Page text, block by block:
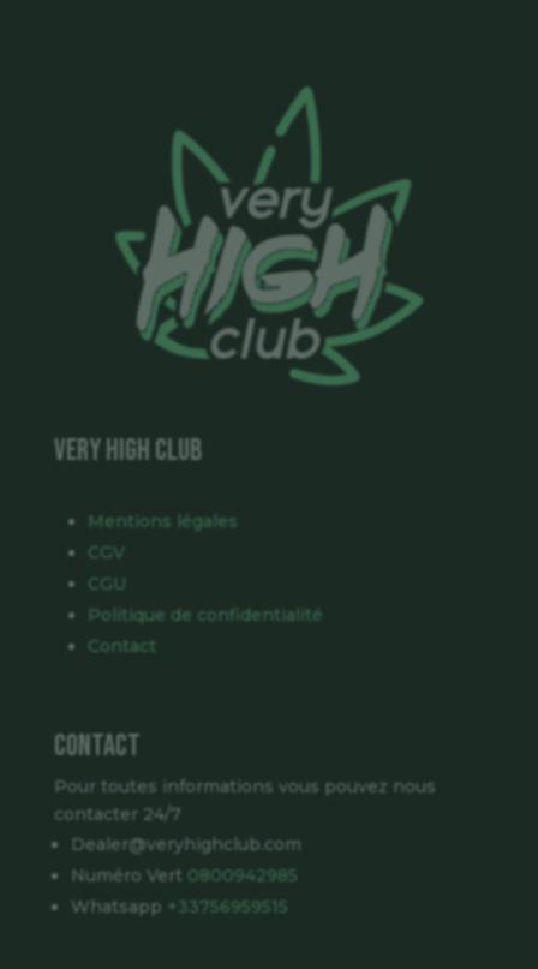
VERY HIGH CLUB
Mentions légales
CGV
CGU
Politique de confidentialité
Contact
Contact
Pour toutes informations vous pouvez nous
contacter 24/7
Dealer@veryhighclub.com
Numéro Vert 0800942985
Whatsapp +33756959515